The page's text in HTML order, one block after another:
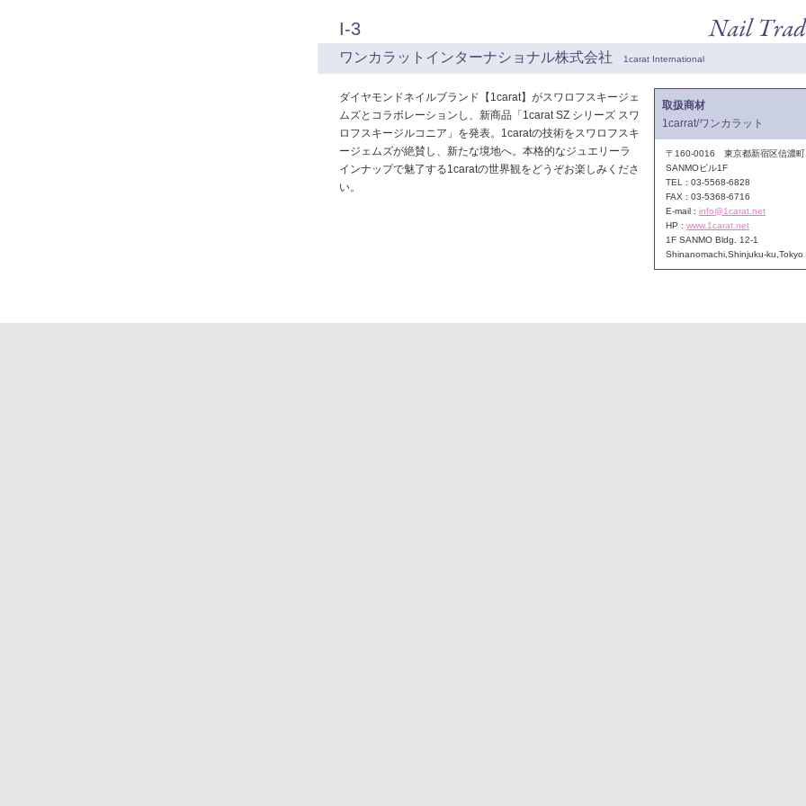
I-3
ワンカラットインターナショナル株式会社 1carat International
ダイヤモンドネイルブランド【1carat】がスワロフスキージェ
ムズとコラボレーションし、新商品「1carat SZ シリーズ スワ
ロフスキージルコニア」を発表。1caratの技術をスワロフスキ
ージェムズが絶賛し、新たな境地へ。本格的なジュエリーラ
インナップで魅了する1caratの世界観をどうぞお楽しみくださ
い。
取扱商材
1carrat/ワンカラット
〒160-0016 東京都新宿区信濃
SANMOビル1F
TEL : 03-5568-6828
FAX : 03-5368-6716
E-mail : info@1carat.net
HP : www.1carat.net
1F SANMO Bldg. 12-1
Shinanomachi,Shinjuku-ku,Tokyo